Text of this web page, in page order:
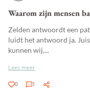
Waarom zijn mensen
Zelden antwoordt een
luidt het antwoord ja.
kunnen wij,...
Lees meer
0 1